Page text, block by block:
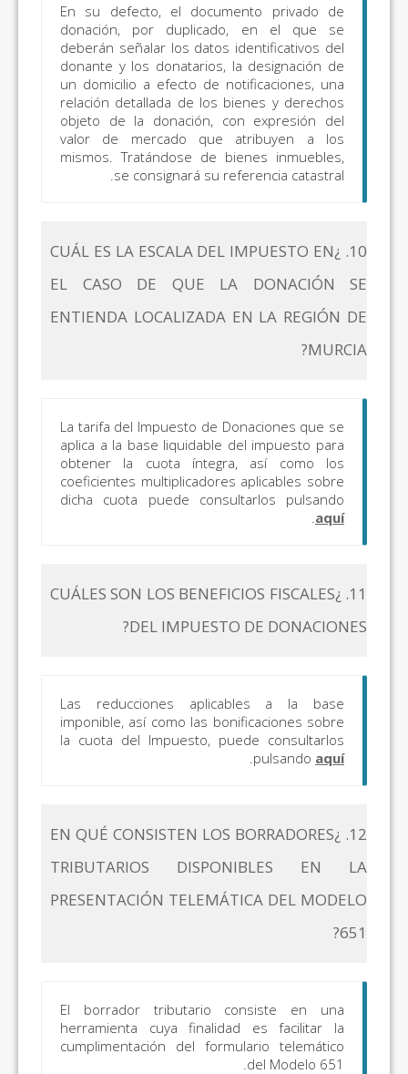
En su defecto, el documento privado de
donación, por duplicado, en el que se
deberán señalar los datos identificativos del
donante y los donatarios, la designación de
un domicilio a efecto de notificaciones, una
relación detallada de los bienes y derechos
objeto de la donación, con expresión del
valor de mercado que atribuyen a los
mismos. Tratándose de bienes inmuebles,
se consignará su referencia catastral.
10. ¿CUÁL ES LA ESCALA DEL IMPUESTO EN
EL CASO DE QUE LA DONACIÓN SE
ENTIENDA LOCALIZADA EN LA REGIÓN DE
MURCIA?
La tarifa del Impuesto de Donaciones que se
aplica a la base liquidable del impuesto para
obtener la cuota íntegra, así como los
coeficientes multiplicadores aplicables sobre
dicha cuota puede consultarlos pulsando
aquí
11. ¿CUÁLES SON LOS BENEFICIOS FISCALES
DEL IMPUESTO DE DONACIONES?
Las reducciones aplicables a la base
imponible, así como las bonificaciones sobre
la cuota del Impuesto, puede consultarlos
pulsando aquí
12. ¿EN QUÉ CONSISTEN LOS BORRADORES
TRIBUTARIOS DISPONIBLES EN LA
PRESENTACIÓN TELEMÁTICA DEL MODELO
651?
El borrador tributario consiste en una
herramienta cuya finalidad es facilitar la
cumplimentación del formulario telemático
del Modelo 651.